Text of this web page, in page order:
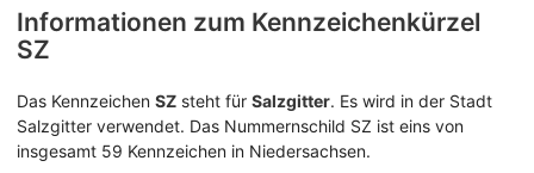
Informationen zum Kennzeichenkürzel
SZ
Das Kennzeichen SZ steht für Salzgitter. Es wird in der Stadt
Salzgitter verwendet. Das Nummernschild SZ ist eins von
insgesamt 59 Kennzeichen in Niedersachsen.